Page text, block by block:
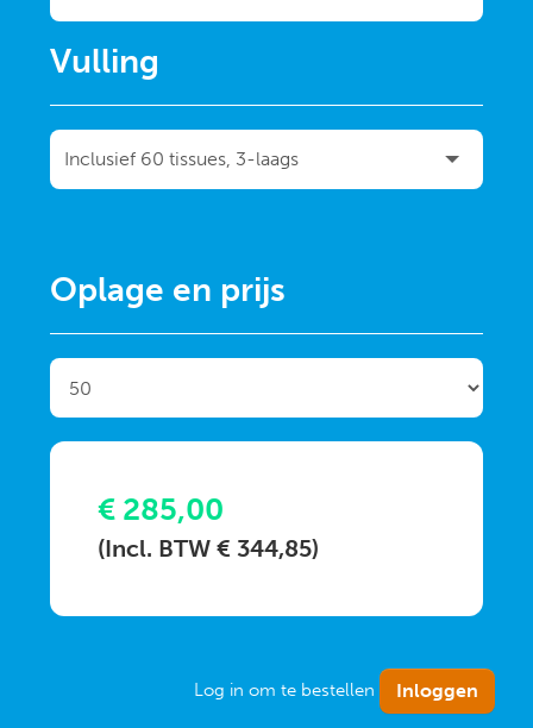
Vulling
Oplage en prijs
€ 285,00
(Incl. BTW € 344,85)
Log in om te bestellen